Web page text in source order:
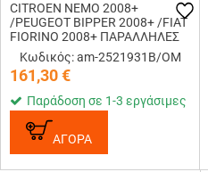
CITROEN NEMO 2008+
/PEUGEOT BIPPER 2008+ /FIAT
FIORINO 2008+ ΠΑΡΑΛΛΗΛΕΣ
ΜΠΑΡΕΣ ΟΡΟΦΗΣ
ΑΛΟΥΜΙΝΙΟΥ 2 ΤΕΜ. ΜΑΥΡΕΣ
Κωδικός: am-2521931B/OM
161,30€
Παράδοση σε 1-3 εργάσιμες
ΑΓΟΡΑ